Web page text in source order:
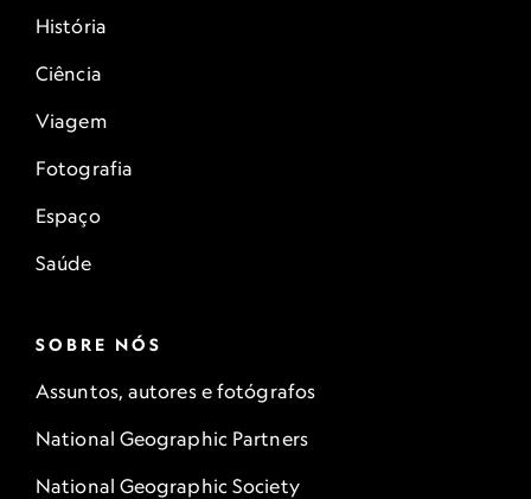
História
Ciência
Viagem
Fotografia
Espaço
Saúde
SOBRE NÓS
Assuntos, autores e fotógrafos
National Geographic Partners
National Geographic Society